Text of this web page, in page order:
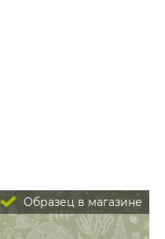
Образец в магазине